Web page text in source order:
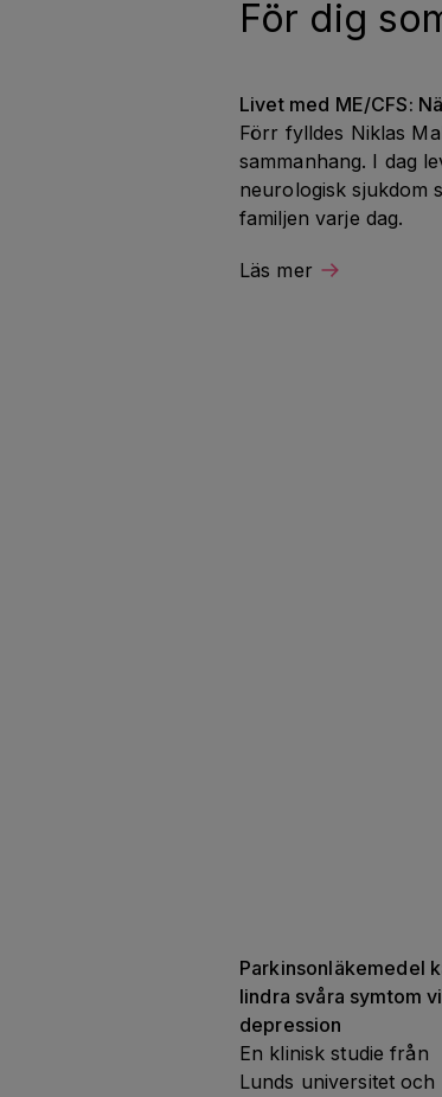
För dig
Livet med ME/CFS:
Förr fylldes Niklas
sammanhang. I dag
neurologisk sjukdom
familjen varje dag.
Läs mer
Parkinsonläkemedel
lindra svåra symtom
depression
En klinisk studie från
Lunds universitet och